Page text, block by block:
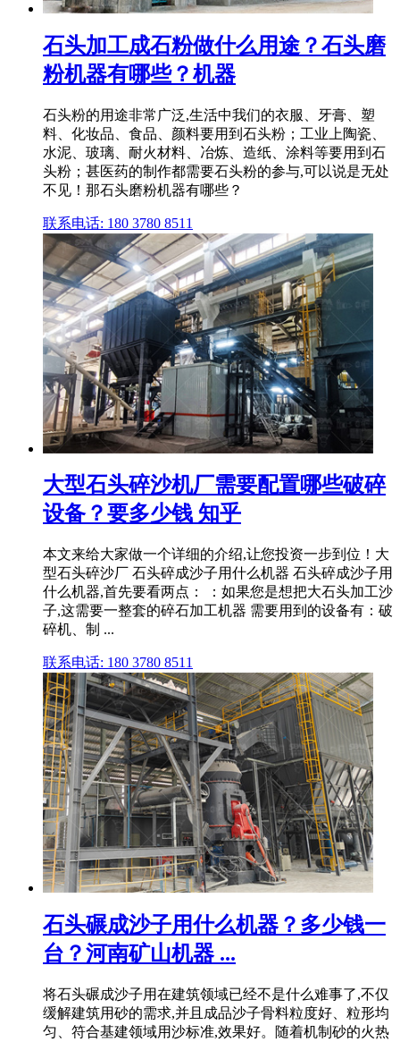
石头加工成石粉做什么用途？石头磨
粉机器有哪些？机器
石头粉的用途非常广泛,生活中我们的衣服、牙膏、塑
料、化妆品、食品、颜料要用到石头粉；工业上陶瓷、
水泥、玻璃、耐火材料、冶炼、造纸、涂料等要用到石
头粉；甚医药的制作都需要石头粉的参与,可以说是无处
不见！那石头磨粉机器有哪些？
联系电话: 180 3780 8511
大型石头碎沙机厂需要配置哪些破碎
设备？要多少钱 知乎
本文来给大家做一个详细的介绍,让您投资一步到位！大
型石头碎沙厂 石头碎成沙子用什么机器 石头碎成沙子用
什么机器,首先要看两点： ：如果您是想把大石头加工沙
子,这需要一整套的碎石加工机器 需要用到的设备有：破
碎机、制 ...
联系电话: 180 3780 8511
石头碾成沙子用什么机器？多少钱一
台？河南矿山机器 ...
将石头碾成沙子用在建筑领域已经不是什么难事了,不仅
缓解建筑用砂的需求,并且成品沙子骨料粒度好、粒形均
匀、符合基建领域用沙标准,效果好。随着机制砂的火热